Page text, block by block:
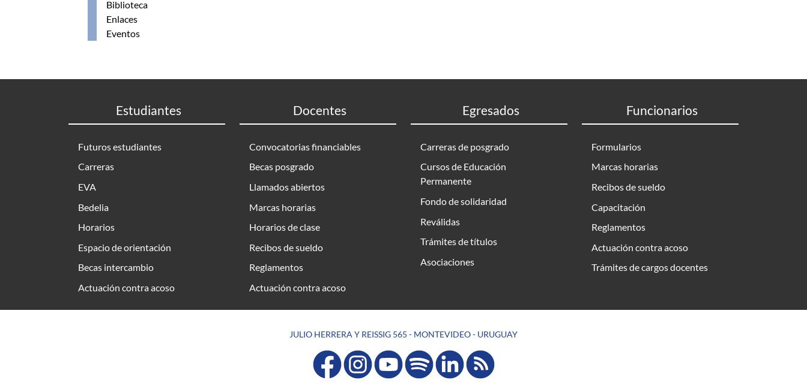
Biblioteca
Enlaces
Eventos
Estudiantes
Futuros estudiantes
Carreras
EVA
Bedelia
Horarios
Espacio de orientación
Becas intercambio
Actuación contra acoso
Docentes
Convocatorias financiables
Becas posgrado
Llamados abiertos
Marcas horarias
Horarios de clase
Recibos de sueldo
Reglamentos
Actuación contra acoso
Egresados
Carreras de posgrado
Cursos de Educación
Permanente
Fondo de solidaridad
Reválidas
Trámites de títulos
Asociaciones
Funcionarios
Formularios
Marcas horarias
Recibos de sueldo
Capacitación
Reglamentos
Actuación contra acoso
Trámites de cargos docentes
JULIO HERRERA Y REISSIG 565 - MONTEVIDEO - URUGUAY